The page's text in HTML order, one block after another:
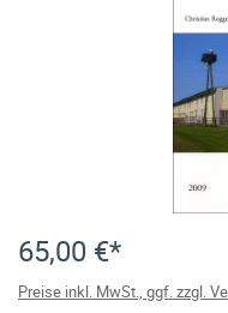
65,00 €*
Preise inkl. MwSt., ggf. zzgl.